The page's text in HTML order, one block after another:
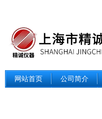
网站首页 公司简介